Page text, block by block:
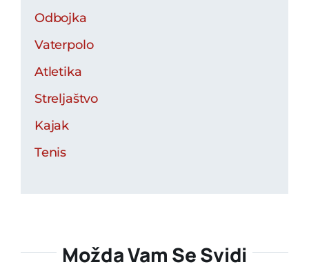
Odbojka
Vaterpolo
Atletika
Streljaštvo
Kajak
Tenis
Možda Vam Se Svidi